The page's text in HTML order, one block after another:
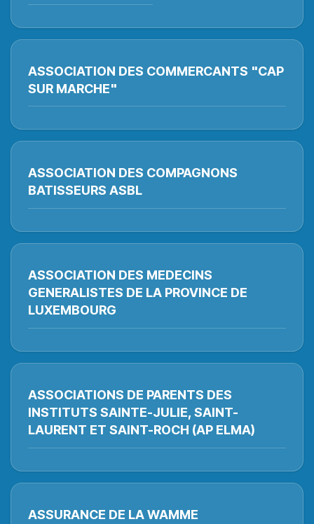
ASSOCIATION DES COMMERCANTS "CAP
SUR MARCHE"
ASSOCIATION DES COMPAGNONS
BATISSEURS ASBL
ASSOCIATION DES MEDECINS
GENERALISTES DE LA PROVINCE DE
LUXEMBOURG
ASSOCIATIONS DE PARENTS DES
INSTITUTS SAINTE-JULIE, SAINT-
LAURENT ET SAINT-ROCH (AP ELMA)
ASSURANCE DE LA WAMME